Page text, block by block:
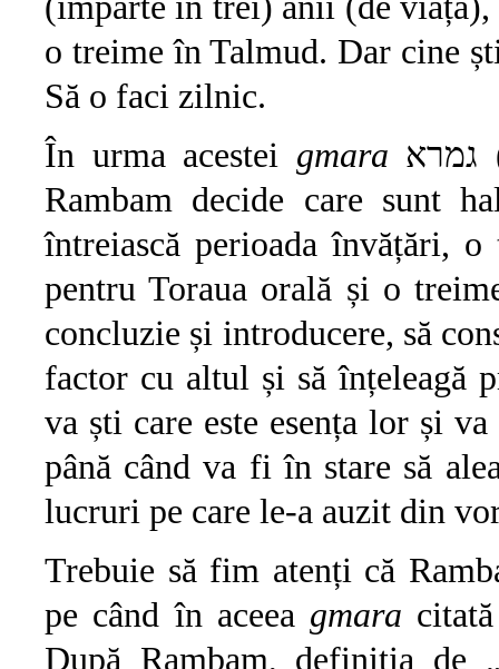
o treime în Talmud. Dar cine
Să o faci zilnic.
În urma acestei gmara
Rambam decide care sunt
întreiască perioada învățări,
pentru Toraua orală și o
concluzie și introducere, să
factor cu altul și să înțeleagă
va ști care este esența lor și
până când va fi în stare să
lucruri pe care le-a auzit din
Trebuie să fim atenți că
pe când în aceea gmara
După Rambam, definiția de